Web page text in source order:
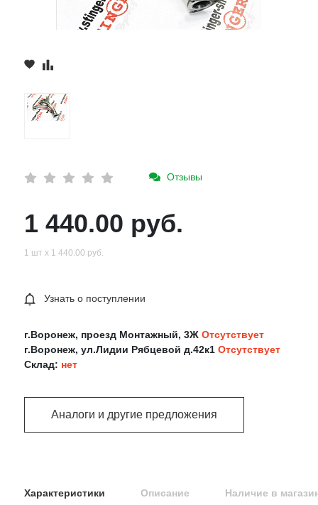
Отзывы
1 440.00 руб.
1 шт х 1 440.00 руб.
Узнать о поступлении
г.Воронеж, проезд Монтажный, 3Ж Отсутствует
г.Воронеж, ул.Лидии Рябцевой д.42к1 Отсутствует
Склад: нет
Аналоги и другие предложения
Характеристики Описание Наличие в